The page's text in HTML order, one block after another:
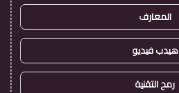
المعارف
هيدب فيديو
رمح التقنية